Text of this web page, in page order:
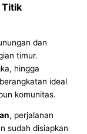
Titik
dan
timur.
hingga
ideal
komunitas.
, perjalanan
sudah disiapkan